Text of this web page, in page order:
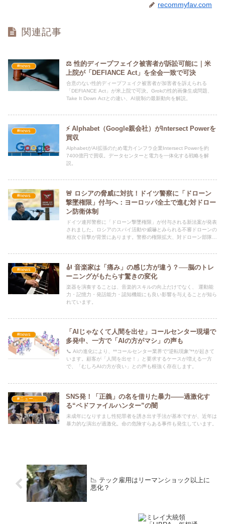
recommyfav.com
関連記事
#news
⚖️ 性的ディープフェイク被害者が訴訟可能に｜米
上院が「DEFIANCE Act」を全会一致で可決
合意のない性的ディープフェイク被害者が加害者を訴えられる
「DEFIANCE Act」が米上院で可決。Grokの性的画像生成問題、
Take It Down Actとの違い、AI規制の最新動向を解説。
#news
⚡ Alphabet（Google親会社）がIntersect Powerを
買収
AlphabetがAI拡張のため電力インフラ企業Intersect Powerを約
7400億円で買収。データセンターと電力を一体化する戦略を解
説。
#news
🚨 ロシアの脅威に対抗！ドイツ警察に「ドローン
撃墜権限」付与へ：ヨーロッパ全土で進む対ドロー
ン防衛体制
ドイツ連邦警察に「ドローン撃墜権限」が付与される新法案が発表
されました。ロシアのスパイ活動や威嚇とみられる不審ドローンの
相次ぐ目撃が背景にあります。警察の権限拡大、対ドローン部隊の
#news
🎻 音楽家は「痛み」の感じ方が違う？──脳のトレ
ーニングがもたらす驚きの変化
楽器を演奏することは、音楽的スキルの向上だけでなく、 運動能
力・記憶力・発話能力・認知機能にも良い影響を与えることが知ら
れています。
#news
「AIじゃなくて人間を出せ」コールセンター現場で
多発中、一方で「AIの方がマシ」の声も
📞 AIの進化により、**コールセンター業界で“逆転現象”**が起きて
います。顧客が「人間を出せ！」と要求するケースが増える一方
で、「むしろAIの方が良い」との声も根強く存在します。
#ニュース・社会・コラム
SNS発！「正義」の名を借りた暴力――過激化す
る“ペドファイルハンター”の闇
未成年になりすまし性犯罪者を誘き出す手法が基本ですが、近年は
暴力的な演出が過激化。命の危険すらある事件も発生しています。
📉 テック雇用はリーマンショック以上に
悪化？